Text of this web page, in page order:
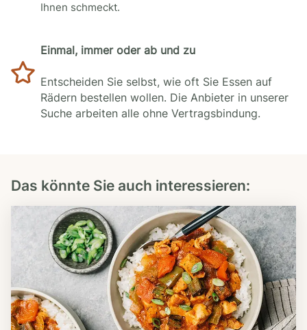
Ihnen schmeckt.
Einmal, immer oder ab und zu
Entscheiden Sie selbst, wie oft Sie Essen auf
Rädern bestellen wollen. Die Anbieter in unserer
Suche arbeiten alle ohne Vertragsbindung.
Das könnte Sie auch interessieren: